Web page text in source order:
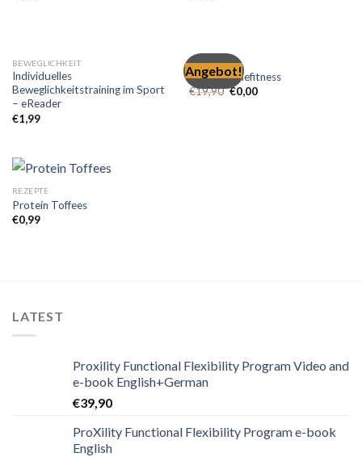
BEWEGLICHKEIT
Individuelles
Beweglichkeitstraining im Sport
– eReader
€1,99
Angebot!
FREE
KIBO Onlinefitness
€19,90 €0,00
REZEPTE
Protein Toffees
€0,99
LATEST
Proxility Functional Flexibility Program Video and
e-book English+German
€39,90
ProXility Functional Flexibility Program e-book
English